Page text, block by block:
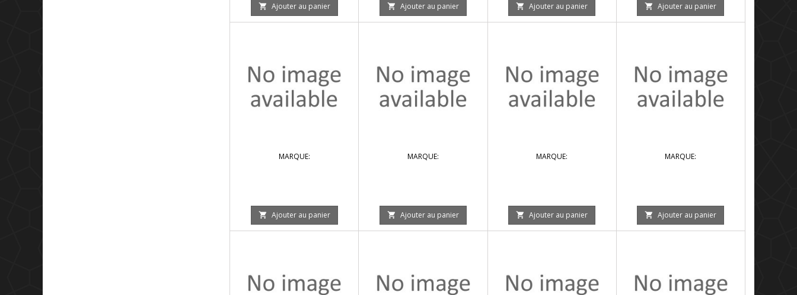
 Ajouter au panier  Ajouter au panier  Ajouter au panier  Ajouter au panier
MARQUE:
 Ajouter au panier
MARQUE:
 Ajouter au panier
MARQUE:
 Ajouter au panier
MARQUE:
 Ajouter au panier